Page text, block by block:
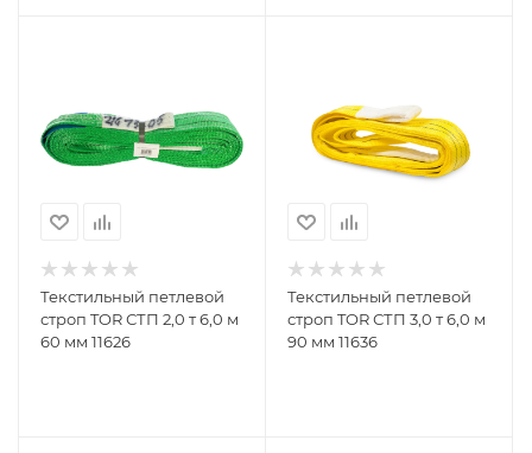
Текстильный петлевой
строп TOR СТП 2,0 т 6,0 м
60 мм 11626
Текстильный петлевой
строп TOR СТП 3,0 т 6,0 м
90 мм 11636